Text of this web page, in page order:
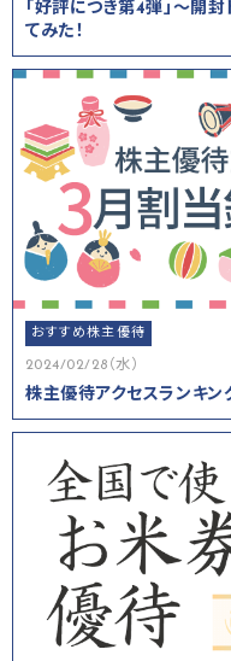
「好評につき第4弾」～開
てみた！
おすすめ株主優待
2024/02/28（水）
株主優待アクセスランキ